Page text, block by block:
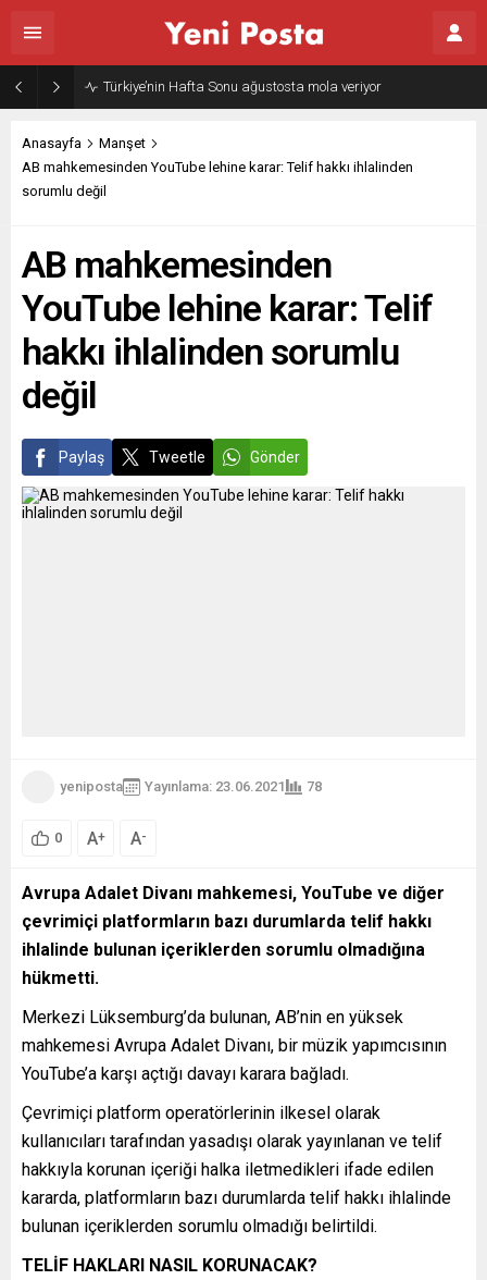
Türkiye’nin Hafta Sonu ağustosta mola veriyor
Anasayfa
Manşet
AB mahkemesinden YouTube lehine karar: Telif hakkı ihlalinden
sorumlu değil
AB mahkemesinden
YouTube lehine karar: Telif
hakkı ihlalinden sorumlu
değil
Paylaş Tweetle Gönder
yeniposta Yayınlama: 23.06.2021 78
0 A+ A-
Avrupa Adalet Divanı mahkemesi, YouTube ve diğer
çevrimiçi platformların bazı durumlarda telif hakkı
ihlalinde bulunan içeriklerden sorumlu olmadığına
hükmetti.
Merkezi Lüksemburg’da bulunan, AB’nin en yüksek
mahkemesi Avrupa Adalet Divanı, bir müzik yapımcısının
YouTube’a karşı açtığı davayı karara bağladı.
Çevrimiçi platform operatörlerinin ilkesel olarak
kullanıcıları tarafından yasadışı olarak yayınlanan ve telif
hakkıyla korunan içeriği halka iletmedikleri ifade edilen
kararda, platformların bazı durumlarda telif hakkı ihlalinde
bulunan içeriklerden sorumlu olmadığı belirtildi.
TELİF HAKLARI NASIL KORUNACAK?